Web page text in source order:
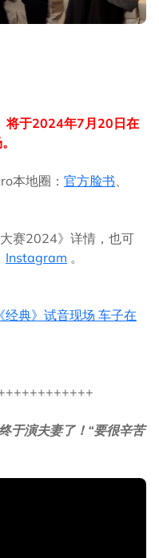
将于2024年7月20日在
本地圈： 官方脸书、
赛2024》详情，也可
Instagram 。
典》试音现场 车子在
于演夫妻了！“要很辛苦